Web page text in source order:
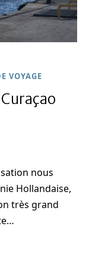
VOYAGE
nous
Hollandaise,
très grand